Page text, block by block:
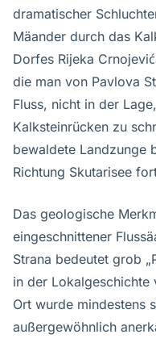
dramatischer
Mäander durch das
Dorfes Rijeka
die man von Pavlova
Fluss, nicht in der
Kalksteinrücken zu
bewaldete Landzunge
Richtung Skutarisee
Das geologische
eingeschnittener
Strana bedeutet grob
in der
Ort wurde mindestens
außergewöhnlich